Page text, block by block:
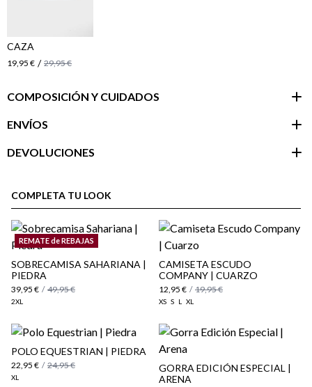
CAZA
19,95 € / 29,95 €
COMPOSICIÓN Y CUIDADOS
ENVÍOS
DEVOLUCIONES
cliente
aquí
COMPLETA TU LOOK
REMATE de REBAJAS
SOBRECAMISA SAHARIANA |
PIEDRA
39,95 € / 49,95 €
2XL
CAMISETA ESCUDO
COMPANY | CUARZO
12,95 € / 19,95 €
XS S L XL
POLO EQUESTRIAN | PIEDRA
22,95 € / 24,95 €
XL
GORRA EDICIÓN ESPECIAL |
ARENA